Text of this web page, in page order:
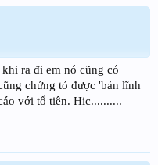
ra đi em nó cũng có
chứng tỏ được 'bản lĩnh
với tổ tiên. Hic..........